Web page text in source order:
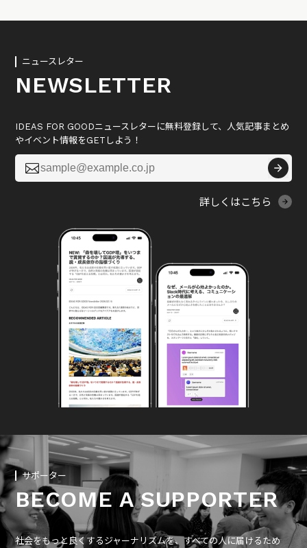
ニュースレター
NEWSLETTER
IDEAS FOR GOODニュースレターに無料登録して、人気記事まとめ
やイベント情報をGETしよう！

詳しくはこちら
サポーター
BECOME A SUPPORTER
社会をもっと良くするジャーナリズムを、すべての人に届けるため